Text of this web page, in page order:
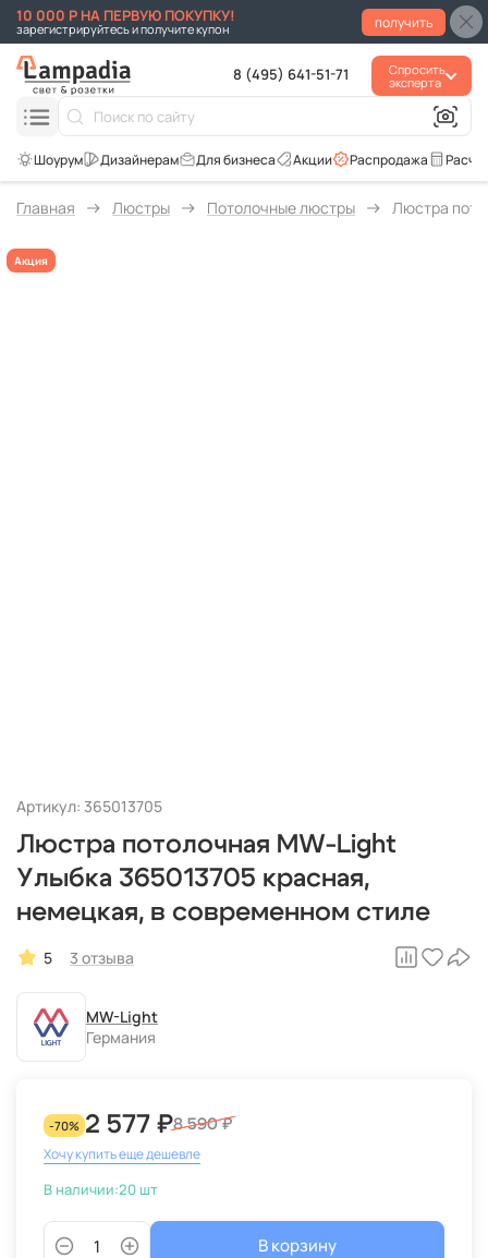
10 000 Р НА ПЕРВУЮ ПОКУПКУ!
зарегистрируйтесь и получите купон получить
8 (495) 641-51-71
Спросить
эксперта
Распродажа
Акции
Для бизнеса
Главная Люстры Потолочные люстры Люстра
Артикул: 365013705
Люстра потолочная MW-Light
Улыбка 365013705 красная,
немецкая, в современном стиле
5 3 отзыва
MW-Light
Германия
-70% 2 577 ₽8 590 ₽
Хочу купить еще дешевле
В наличии:20 шт
В корзину